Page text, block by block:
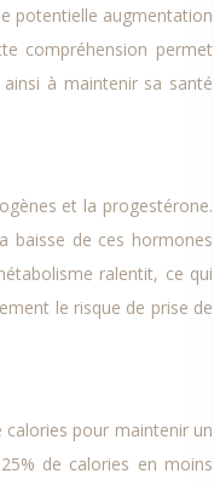
potentielle augmentation
compréhension permet
à maintenir sa santé
et la progestérone.
baisse de ces hormones
ralentit, ce qui
le risque de prise de
pour maintenir un
de calories en moins